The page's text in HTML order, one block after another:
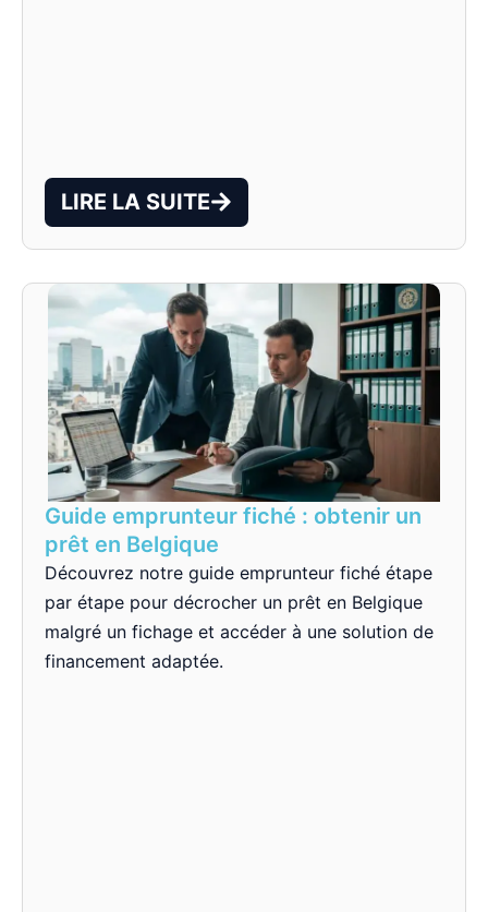
LIRE LA SUITE
Guide emprunteur fiché : obtenir un
prêt en Belgique
Découvrez notre guide emprunteur fiché étape
par étape pour décrocher un prêt en Belgique
malgré un fichage et accéder à une solution de
financement adaptée.